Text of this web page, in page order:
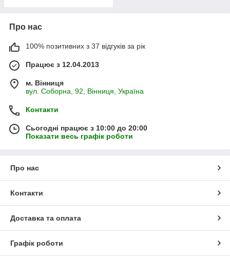
Про нас
100% позитивних з 37 відгуків за рік
Працює з 12.04.2013
м. Вінниця
вул. Соборна, 92, Вінниця, Україна
Контакти
Сьогодні працює з 10:00 до 20:00
Показати весь графік роботи
Про нас
Контакти
Доставка та оплата
Графік роботи